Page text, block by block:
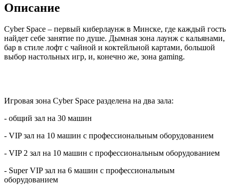
Описание
Cyber Space – первый киберлаунж в Минске, где каждый гость
найдет себе занятие по душе. Дымная зона лаунж с кальянами,
бар в стиле лофт с чайной и коктейльной картами, большой
выбор настольных игр, и, конечно же, зона gaming.
Игровая зона Cyber Space разделена на два зала:
- общий зал на 30 машин
- VIP зал на 10 машин с профессиональным оборудованием
- VIP 2 зал на 10 машин с профессиональным оборудованием
- Super VIP зал на 6 машин с профессиональным
оборудованием